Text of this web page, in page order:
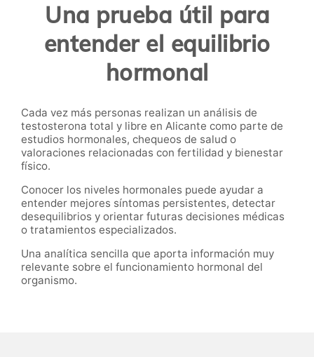
Una prueba útil para
entender el equilibrio
hormonal
Cada vez más personas realizan un análisis de
testosterona total y libre en Alicante como parte de
estudios hormonales, chequeos de salud o
valoraciones relacionadas con fertilidad y bienestar
físico.
Conocer los niveles hormonales puede ayudar a
entender mejores síntomas persistentes, detectar
desequilibrios y orientar futuras decisiones médicas
o tratamientos especializados.
Una analítica sencilla que aporta información muy
relevante sobre el funcionamiento hormonal del
organismo.